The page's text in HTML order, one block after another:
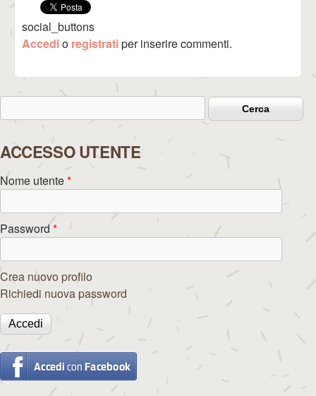
social_buttons
Accedio registratiper inserire commenti.
Form di ricerca
ACCESSO UTENTE
Nome utente*
Password *
Crea nuovo profilo
Richiedi nuova password